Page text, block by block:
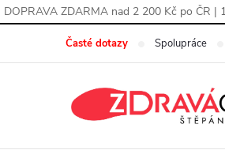
DOPRAVA ZDARMA nad 2 200 Kč po ČR |
Časté dotazy Spolupráce